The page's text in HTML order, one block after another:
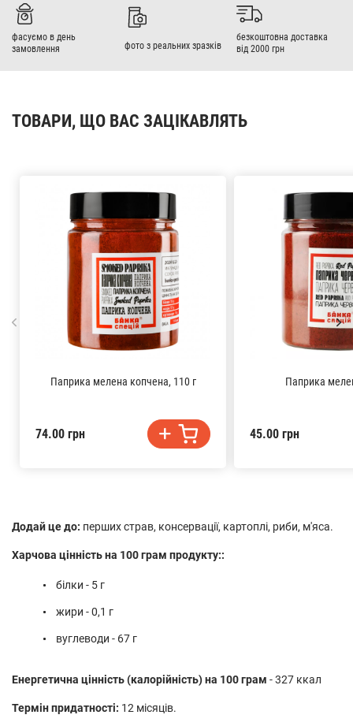
фасуємо в день
замовлення
фото з реальних зразків
безкоштовна доставка
від 2000 грн
Додай це до: перших страв, консервації, картоплі, риби, м'яса.
Харчова цінність на 100 грам продукту::
білки - 5 г
жири - 0,1 г
вуглеводи - 67 г
Енергетична цінність (калорійність) на 100 грам - 327 ккал
Термін придатності: 12 місяців.
ТОВАРИ, ЩО ВАС ЗАЦІКАВЛЯТЬ
Паприка мелена копчена, 110 г
74.00 грн
Паприка
45.00 грн